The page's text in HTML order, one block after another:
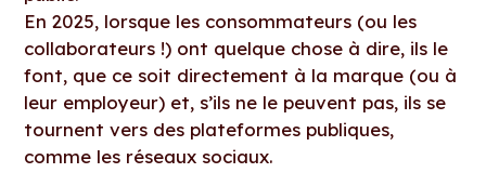
En 2025, lorsque les consommateurs (ou les
collaborateurs !) ont quelque chose à dire, ils le
font, que ce soit directement à la marque (ou à
leur employeur) et, s’ils ne le peuvent pas, ils se
tournent vers des plateformes publiques,
comme les réseaux sociaux.